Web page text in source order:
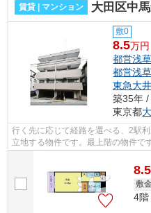
賃貸 | マンション 大田区中
敷0
8.5万円
都営浅
都営浅
東急大
築35年 /
東京都
行く先に応じて経路を選べる、2駅
立地する物件です。最上階の物件で
イプの物件です。当社スタッフが地
8.5
敷
4階